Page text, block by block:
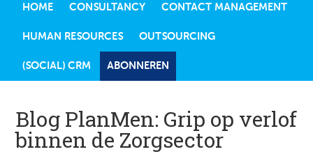
HOME CONSULTANCY CONTACT MANAGEMENT
HUMAN RESOURCES OUTSOURCING
(SOCIAL) CRM ABONNEREN
Blog PlanMen: Grip op verlof
binnen de Zorgsector